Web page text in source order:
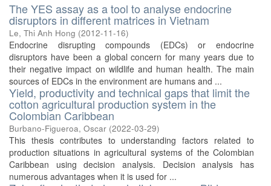
The YES assay as a tool to analyse endocrine
disruptors in different matrices in Vietnam
Le, Thi Anh Hong (2012-11-16)
Endocrine disrupting compounds (EDCs) or endocrine
disruptors have been a global concern for many years due to
their negative impact on wildlife and human health. The main
sources of EDCs in the environment are humans and ...
Yield, productivity and technical gaps that limit the
cotton agricultural production system in the
Colombian Caribbean
Burbano-Figueroa, Oscar (2022-03-29)
This thesis contributes to understanding factors related to
production situations in agricultural systems of the Colombian
Caribbean using decision analysis. Decision analysis has
numerous advantages when it is used for ...